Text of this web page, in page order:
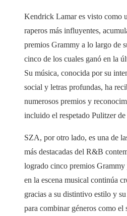
Kendrick Lamar es visto como
raperos más influyentes,
premios Grammy a lo largo de
cinco de los cuales ganó en la
Su música, conocida por su
social y letras profundas, ha
numerosos premios y
incluido el respetado Pulitzer
SZA, por otro lado, es una de
más destacadas del R&B
logrado cinco premios Grammy
en la escena musical continúa
gracias a su distintivo estilo y
para combinar géneros como el